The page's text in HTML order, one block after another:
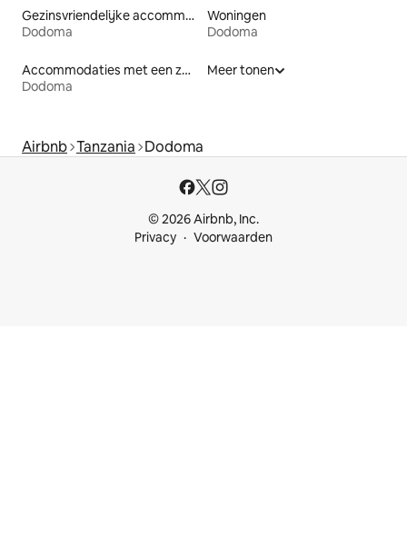
Gezinsvriendelijke accommodaties
Dodoma
Woningen
Dodoma
Accommodaties met een zwembad
Dodoma
Meer tonen
Airbnb Tanzania Dodoma
© 2026 Airbnb, Inc.
Privacy
Voorwaarden